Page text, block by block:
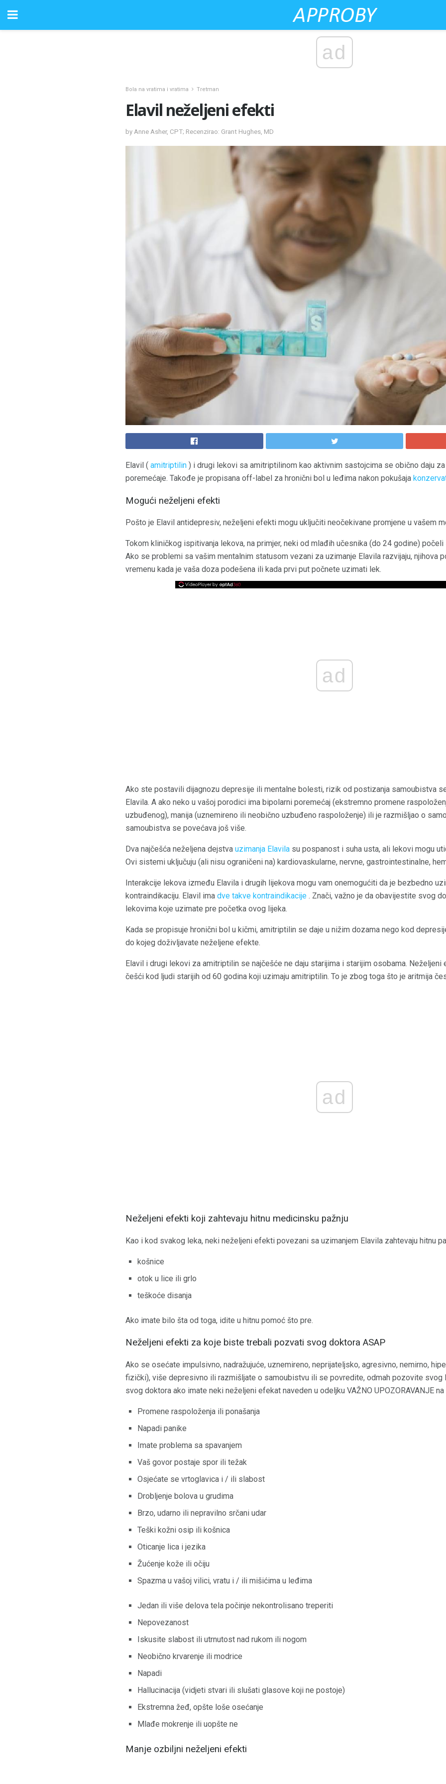
ad
Bola na vratima i vratima Tretman
Elavil neželjeni efekti
by Anne Asher, CPT; Recenzirao: Grant Hughes, MD
Elavil ( amitriptilin ) i drugi lekovi sa amitriptilinom kao aktivnim sastojcima se obično daju
poremećaje. Takođe je propisana off-label za hronični bol u leđima nakon pokušaja
Mogući neželjeni efekti
Pošto je Elavil antidepresiv, neželjeni efekti mogu uključiti neočekivane promjene u vašem
Tokom kliničkog ispitivanja lekova, na primjer, neki od mlađih učesnika (do 24 godine)
Ako se problemi sa vašim mentalnim statusom vezani za uzimanje Elavila razvijaju, njihova
vremenu kada je vaša doza podešena ili kada prvi put počnete uzimati lek.
ad
Ako ste postavili dijagnozu depresije ili mentalne bolesti, rizik od postizanja samoubistva
Elavila. A ako neko u vašoj porodici ima bipolarni poremećaj (ekstremno promene
uzbuđenog), manija (uznemireno ili neobično uzbuđeno raspoloženje) ili je razmišljao o
samoubistva se povećava još više.
Dva najčešća neželjena dejstva uzimanja Elavila su pospanost i suha usta, ali lekovi mogu
Ovi sistemi uključuju (ali nisu ograničeni na) kardiovaskularne, nervne, gastrointestinalne,
Interakcije lekova između Elavila i drugih lijekova mogu vam onemogućiti da je bezbedno
kontraindikaciju. Elavil ima dve takve kontraindikacije . Znači, važno je da obavijestite svog
lekovima koje uzimate pre početka ovog lijeka.
Kada se propisuje hronični bol u kičmi, amitriptilin se daje u nižim dozama nego kod
do kojeg doživljavate neželjene efekte.
Elavil i drugi lekovi za amitriptilin se najčešće ne daju starijima i starijim osobama.
češći kod ljudi starijih od 60 godina koji uzimaju amitriptilin. To je zbog toga što je aritmija
ad
Neželjeni efekti koji zahtevaju hitnu medicinsku pažnju
Kao i kod svakog leka, neki neželjeni efekti povezani sa uzimanjem Elavila zahtevaju hitnu
košnice
otok u lice ili grlo
teškoće disanja
Ako imate bilo šta od toga, idite u hitnu pomoć što pre.
Neželjeni efekti za koje biste trebali pozvati svog doktora ASAP
Ako se osećate impulsivno, nadražujuće, uznemireno, neprijateljsko, agresivno, nemirno,
fizički), više depresivno ili razmišljate o samoubistvu ili se povredite, odmah pozovite svog
svog doktora ako imate neki neželjeni efekat naveden u odeljku VAŽNO UPOZORAVANJE
Promene raspoloženja ili ponašanja
Napadi panike
Imate problema sa spavanjem
Vaš govor postaje spor ili težak
Osjećate se vrtoglavica i / ili slabost
Drobljenje bolova u grudima
Brzo, udarno ili nepravilno srčani udar
Teški kožni osip ili košnica
Oticanje lica i jezika
Žućenje kože ili očiju
Spazma u vašoj vilici, vratu i / ili mišićima u leđima
Jedan ili više delova tela počinje nekontrolisano treperiti
Nepovezanost
Iskusite slabost ili utrnutost nad rukom ili nogom
Neobično krvarenje ili modrice
Napadi
Hallucinacija (vidjeti stvari ili slušati glasove koji ne postoje)
Ekstremna žeđ, opšte loše osećanje
Mlađe mokrenje ili uopšte ne
Manje ozbiljni neželjeni efekti